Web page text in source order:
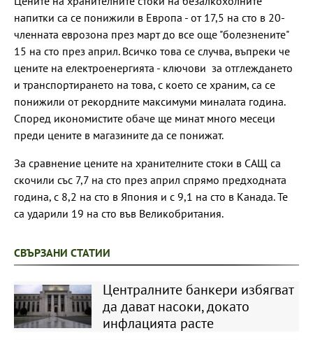
напитки са се понижили в Европа - от 17,5 на сто в 20-
членната еврозона през март до все още "болезнените"
15 на сто през април. Всичко това се случва, въпреки че
цените на електроенергията - ключови за отглеждането
и транспортирането на това, с което се храним, са се
понижили от рекордните максимуми миналата година.
Според икономистите обаче ще минат много месеци
преди цените в магазините да се понижат.
За сравнение цените на хранителните стоки в САЩ са
скочили със 7,7 на сто през април спрямо предходната
година, с 8,2 на сто в Япония и с 9,1 на сто в Канада. Те
са ударили 19 на сто във Великобритания.
СВЪРЗАНИ СТАТИИ
Централните банкери избягват
да дават насоки, докато
инфлацията расте